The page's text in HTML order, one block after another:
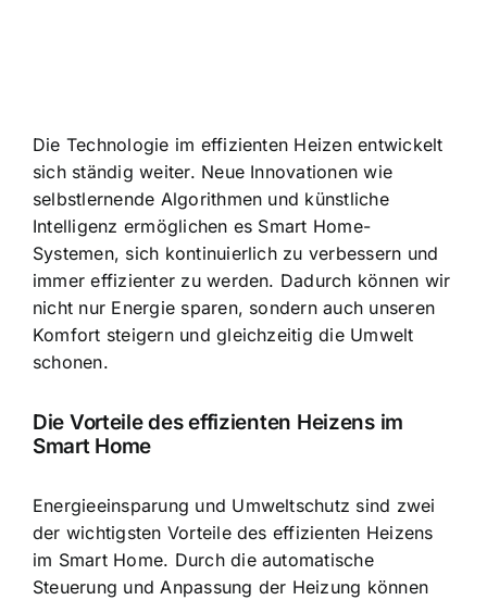
Die Technologie im effizienten Heizen entwickelt
sich ständig weiter. Neue Innovationen wie
selbstlernende Algorithmen und künstliche
Intelligenz ermöglichen es Smart Home-
Systemen, sich kontinuierlich zu verbessern und
immer effizienter zu werden. Dadurch können wir
nicht nur Energie sparen, sondern auch unseren
Komfort steigern und gleichzeitig die Umwelt
schonen.
Die Vorteile des effizienten Heizens im
Smart Home
Energieeinsparung und Umweltschutz sind zwei
der wichtigsten Vorteile des effizienten Heizens
im Smart Home. Durch die automatische
Steuerung und Anpassung der Heizung können